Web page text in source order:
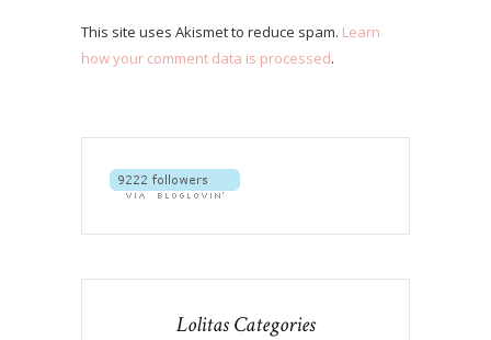
This site uses Akismet to reduce spam. Learn
how your comment data is processed.
Lolitas Categories